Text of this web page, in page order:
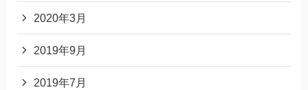
2020年3月
2019年9月
2019年7月